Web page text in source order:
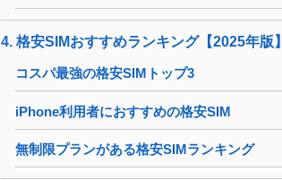
4. 格安SIMおすすめランキング【2025年版】
コスパ最強の格安SIMトップ3
iPhone利用者におすすめの格安SIM
無制限プランがある格安SIMランキング